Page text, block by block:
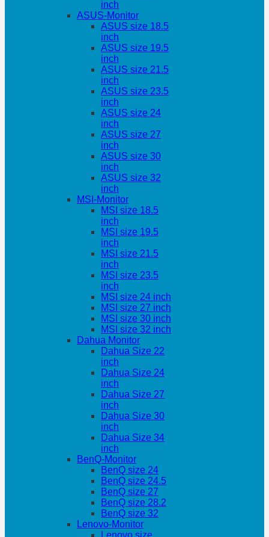
inch
ASUS-Monitor
ASUS size 18.5
inch
ASUS size 19.5
inch
ASUS size 21.5
inch
ASUS size 23.5
inch
ASUS size 24
inch
ASUS size 27
inch
ASUS size 30
inch
ASUS size 32
inch
MSI-Monitor
MSI size 18.5
inch
MSI size 19.5
inch
MSI size 21.5
inch
MSI size 23.5
inch
MSI size 24 inch
MSI size 27 inch
MSI size 30 inch
MSI size 32 inch
Dahua Monitor
Dahua Size 22
inch
Dahua Size 24
inch
Dahua Size 27
inch
Dahua Size 30
inch
Dahua Size 34
inch
BenQ-Monitor
BenQ size 24
BenQ size 24.5
BenQ size 27
BenQ size 28.2
BenQ size 32
Lenovo-Monitor
Lenovo size